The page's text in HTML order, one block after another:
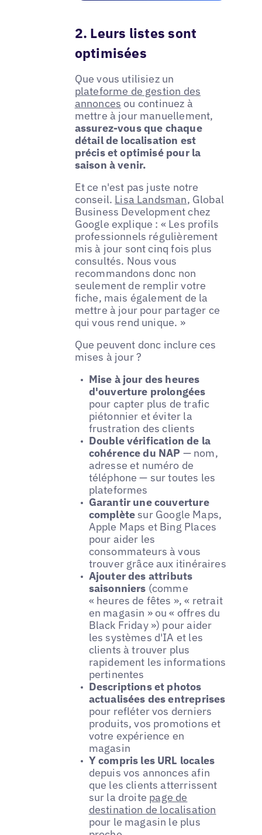
2. Leurs listes sont
optimisées
Que vous utilisiez un
plateforme de gestion des
annonces ou continuez à
mettre à jour manuellement,
assurez-vous que chaque
détail de localisation est
précis et optimisé pour la
saison à venir.
Et ce n'est pas juste notre
conseil. Lisa Landsman, Global
Business Development chez
Google explique : « Les profils
professionnels régulièrement
mis à jour sont cinq fois plus
consultés. Nous vous
recommandons donc non
seulement de remplir votre
fiche, mais également de la
mettre à jour pour partager ce
qui vous rend unique. »
Que peuvent donc inclure ces
mises à jour ?
Mise à jour des heures
d'ouverture prolongées
pour capter plus de trafic
piétonnier et éviter la
frustration des clients
Double vérification de la
cohérence du NAP — nom,
adresse et numéro de
téléphone — sur toutes les
plateformes
Garantir une couverture
complète sur Google Maps,
Apple Maps et Bing Places
pour aider les
consommateurs à vous
trouver grâce aux itinéraires
Ajouter des attributs
saisonniers (comme
« heures de fêtes », « retrait
en magasin » ou « offres du
Black Friday ») pour aider
les systèmes d'IA et les
clients à trouver plus
rapidement les informations
pertinentes
Descriptions et photos
actualisées des entreprises
pour refléter vos derniers
produits, vos promotions et
votre expérience en
magasin
Y compris les URL locales
depuis vos annonces afin
que les clients atterrissent
sur la droite page de
destination de localisation
pour le magasin le plus